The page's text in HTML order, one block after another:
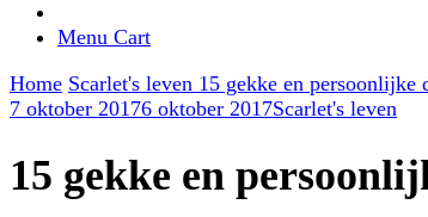
Menu Cart
Home Scarlet's leven 15 gekke en
7 oktober 20176 oktober 2017Scarlet's leven
15 gekke en